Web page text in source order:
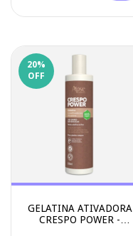
20%
OFF
GELATINA ATIVADORA
CRESPO POWER -